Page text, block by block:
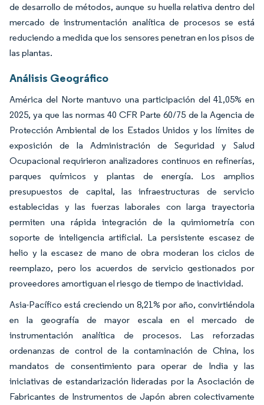
de desarrollo de métodos, aunque su huella relativa dentro del
mercado de instrumentación analítica de procesos se está
reduciendo a medida que los sensores penetran en los pisos de
las plantas.
Análisis Geográfico
América del Norte mantuvo una participación del 41,05% en
2025, ya que las normas 40 CFR Parte 60/75 de la Agencia de
Protección Ambiental de los Estados Unidos y los límites de
exposición de la Administración de Seguridad y Salud
Ocupacional requirieron analizadores continuos en refinerías,
parques químicos y plantas de energía. Los amplios
presupuestos de capital, las infraestructuras de servicio
establecidas y las fuerzas laborales con larga trayectoria
permiten una rápida integración de la quimiometría con
soporte de inteligencia artificial. La persistente escasez de
helio y la escasez de mano de obra moderan los ciclos de
reemplazo, pero los acuerdos de servicio gestionados por
proveedores amortiguan el riesgo de tiempo de inactividad.
Asia-Pacífico está creciendo un 8,21% por año, convirtiéndola
en la geografía de mayor escala en el mercado de
instrumentación analítica de procesos. Las reforzadas
ordenanzas de control de la contaminación de China, los
mandatos de consentimiento para operar de India y las
iniciativas de estandarización lideradas por la Asociación de
Fabricantes de Instrumentos de Japón abren colectivamente